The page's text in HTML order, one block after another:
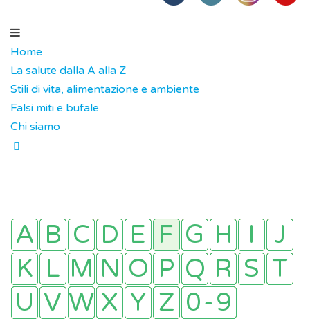
Home
La salute dalla A alla Z
Stili di vita, alimentazione e ambiente
Falsi miti e bufale
Chi siamo